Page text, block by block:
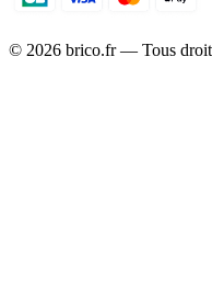
© 2026 brico.fr — Tous